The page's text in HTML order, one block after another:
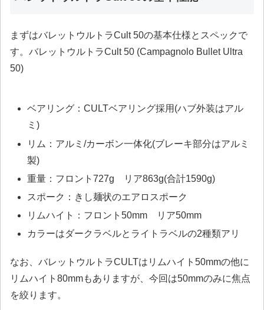
まずはバレットウルトラCult 50の基本仕様とスペックで
す。バレットウルトラCult 50 (Campagnolo Bullet Ultra
50)
ベアリング：CULTベアリング採用(ハブ外装はアル
ミ)
リム：アルミ/カーボン一体化(ブレーキ部分はアルミ
製)
重量：フロント727g リア863g(合計1590g)
スポーク：きし麺状のエアロスポーク
リムハイト：フロント50mm リア50mm
カラーはダークラベルとライトラベルの2種類アリ
なお、バレットウルトラCULTはリムハイト50mmの他に
リムハイト80mmもありますが、今回は50mmのみに焦点
を絞ります。